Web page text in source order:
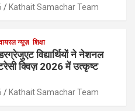
Kathait Samachar Team
न्यूज़ शिक्षा
विद्यार्थियों ने नेशनल
क्विज़ 2026 में उत्कृष्ट
Kathait Samachar Team